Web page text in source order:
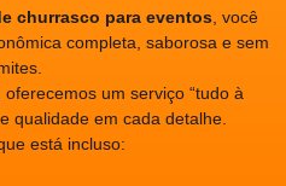
churrasco para eventos , você
completa, saborosa e sem
, oferecemos um serviço “tudo à
qualidade em cada detalhe.
está incluso: